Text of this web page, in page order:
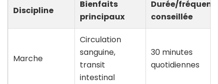
Discipline
Bienfaits
principaux
Durée/
conseillée
Marche
Circulation
sanguine,
transit
intestinal
30 minutes
quotidiennes